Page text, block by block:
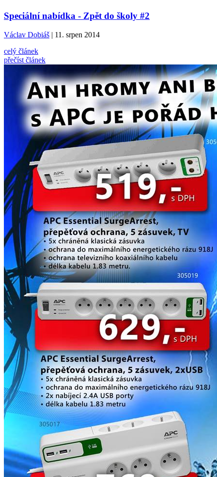
Speciální nabídka - Zpět do školy #2
Václav Dobiáš | 11. srpen 2014
celý článek
přečíst článek